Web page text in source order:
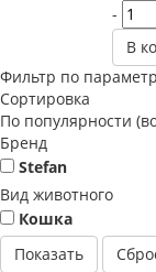
-
В
Фильтр по
Сортировка
По популярности
Бренд
Stefan
Вид животного
Кошка